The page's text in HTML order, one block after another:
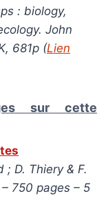
: biology,
John
681p (Lien
sur cette
; D. Thiery & F.
750 pages – 5